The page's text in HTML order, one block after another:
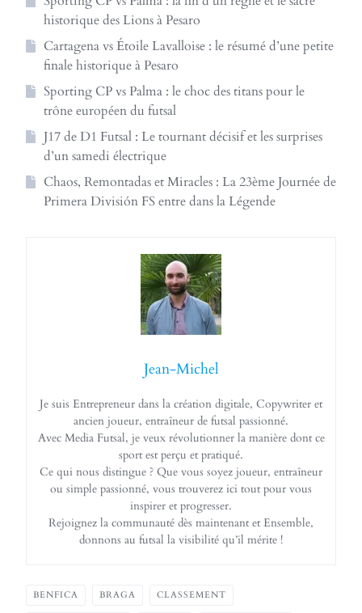
historique des Lions à Pesaro
Cartagena vs Étoile Lavalloise : le résumé d’une petite
finale historique à Pesaro
Sporting CP vs Palma : le choc des titans pour le
trône européen du futsal
J17 de D1 Futsal : Le tournant décisif et les surprises
d’un samedi électrique
Chaos, Remontadas et Miracles : La 23ème Journée de
Primera División FS entre dans la Légende
Jean-Michel
Je suis Entrepreneur dans la création digitale, Copywriter et
ancien joueur, entraîneur de futsal passionné.
Avec Media Futsal, je veux révolutionner la manière dont ce
sport est perçu et pratiqué.
Ce qui nous distingue ? Que vous soyez joueur, entraîneur
ou simple passionné, vous trouverez ici tout pour vous
inspirer et progresser.
Rejoignez la communauté dès maintenant et Ensemble,
donnons au futsal la visibilité qu’il mérite !
BENFICA BRAGA CLASSEMENT